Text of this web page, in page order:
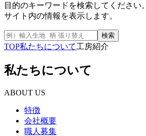
目的のキーワードを検索してください。
サイト内の情報を表示します。
検索
TOP私たちについて工房紹介
私たちについて
ABOUT US
特徴
会社概要
職人募集